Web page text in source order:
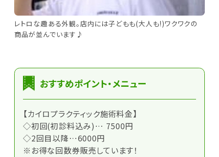
レトロな趣ある外観。店内には子どもも(大人も!)ワクワクの
商品が並んでいます♪
おすすめポイント・メニュー
【カイロプラクティック施術料金】
◇初回(初診料込み)… 7500円
◇2回目以降…6000円
※お得な回数券販売しています！